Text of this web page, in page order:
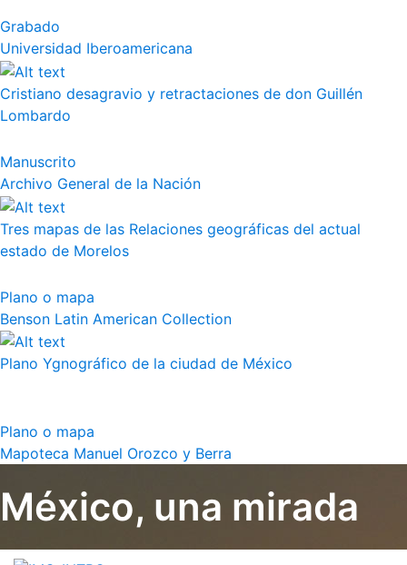
Grabado
Universidad Iberoamericana
Cristiano desagravio y retractaciones de don Guillén
Lombardo
Manuscrito
Archivo General de la Nación
Tres mapas de las Relaciones geográficas del actual
estado de Morelos
Plano o mapa
Benson Latin American Collection
Plano Ygnográfico de la ciudad de México
Plano o mapa
Mapoteca Manuel Orozco y Berra
México, una mirada